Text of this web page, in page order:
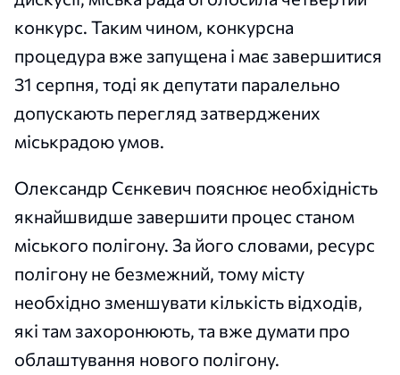
конкурс. Таким чином, конкурсна
процедура вже запущена і має завершитися
31 серпня, тоді як депутати паралельно
допускають перегляд затверджених
міськрадою умов.
Олександр Сєнкевич пояснює необхідність
якнайшвидше завершити процес станом
міського полігону. За його словами, ресурс
полігону не безмежний, тому місту
необхідно зменшувати кількість відходів,
які там захоронюють, та вже думати про
облаштування нового полігону.